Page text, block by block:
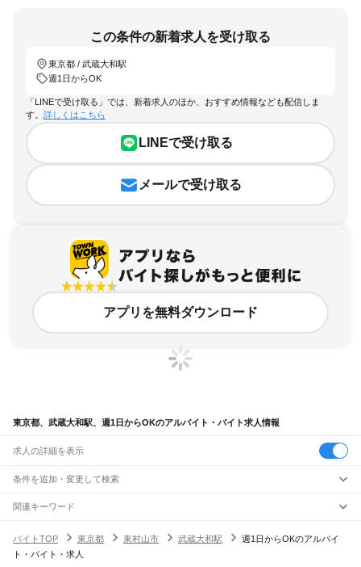
この条件の新着求人を受け取る
東京都 / 武蔵大和駅
週1日からOK
「LINEで受け取る」では、新着求人のほか、おすすめ情報なども配信しま
す。 詳しくはこちら
LINEで受け取る
メールで受け取る
アプリを無料ダウンロード
東京都、武蔵大和駅、週1日からOKのアルバイト・バイト求人情報
求人の詳細を表示
条件を追加・変更して検索
市区町村を追加・変更
東京都すべて
東京23区 すべて
駅を追加・変更
職種を追加・変更
関連キーワード
バイトTOP
東京都 東村山市 武蔵大和駅
週1日からOKのアルバイ
ト・バイト・求人